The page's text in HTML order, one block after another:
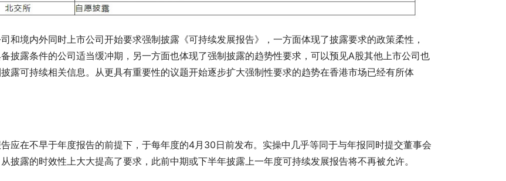
和境内外同时上市公司开始要求强制披露《可持续发展报告》，一方面体现了披露要求的政策柔性，
披露条件的公司适当缓冲期，另一方面也体现了强制披露的趋势性要求，可以预见A股其他上市公司也
露可持续相关信息。从更具有重要性的议题开始逐步扩大强制性要求的趋势在香港市场已经有所体
应在不早于年度报告的前提下，于每年度的4月30日前发布。实操中几乎等同于与年报同时提交董事会
披露的时效性上大大提高了要求，此前中期或下半年披露上一年度可持续发展报告将不再被允许。